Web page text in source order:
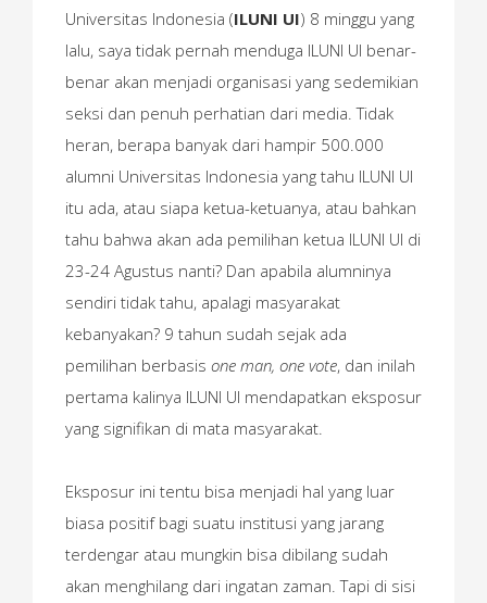
Universitas Indonesia (ILUNI UI) 8 minggu yang
lalu, saya tidak pernah menduga ILUNI UI benar-
benar akan menjadi organisasi yang sedemikian
seksi dan penuh perhatian dari media. Tidak
heran, berapa banyak dari hampir 500.000
alumni Universitas Indonesia yang tahu ILUNI UI
itu ada, atau siapa ketua-ketuanya, atau bahkan
tahu bahwa akan ada pemilihan ketua ILUNI UI di
23-24 Agustus nanti? Dan apabila alumninya
sendiri tidak tahu, apalagi masyarakat
kebanyakan? 9 tahun sudah sejak ada
pemilihan berbasis one man, one vote, dan inilah
pertama kalinya ILUNI UI mendapatkan eksposur
yang signifikan di mata masyarakat.
Eksposur ini tentu bisa menjadi hal yang luar
biasa positif bagi suatu institusi yang jarang
terdengar atau mungkin bisa dibilang sudah
akan menghilang dari ingatan zaman. Tapi di sisi